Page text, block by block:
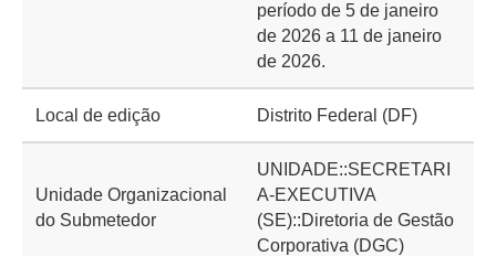
período de 5 de janeiro
de 2026 a 11 de janeiro
de 2026.
Local de edição Distrito Federal (DF)
Unidade Organizacional
do Submetedor
UNIDADE::SECRETARI
A-EXECUTIVA
(SE)::Diretoria de Gestão
Corporativa (DGC)